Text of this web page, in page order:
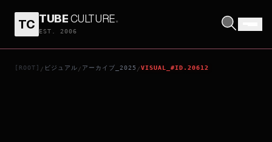
TC TUBECULTURE.
EST. 2006
[ROOT] / ビジュアル / アーカイブ_2025 /VISUAL_#ID.20612
盤上の向日葵